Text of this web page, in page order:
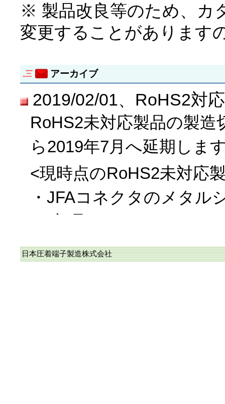
※ 製品改良等のため、カ
変更することがあります
アーカイブ
2019/02/01、RoHS2対
RoHS2未対応製品の製
ら2019年7月へ延期しま
<現時点のRoHS2未対応
・JFAコネクタのメタル
・WPKコネクタを構成
日本圧着端子製造株式会社